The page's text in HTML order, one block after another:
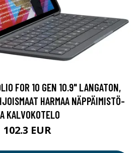
FOR 10 GEN 10.9" LANGATON,
HARMAA NÄPPÄIMISTÖ-
KALVOKOTELO
102.3 EUR